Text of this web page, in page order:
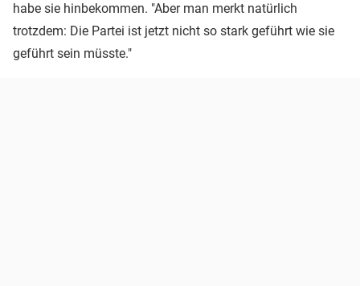
habe sie hinbekommen. "Aber man merkt natürlich
trotzdem: Die Partei ist jetzt nicht so stark geführt wie sie
geführt sein müsste."